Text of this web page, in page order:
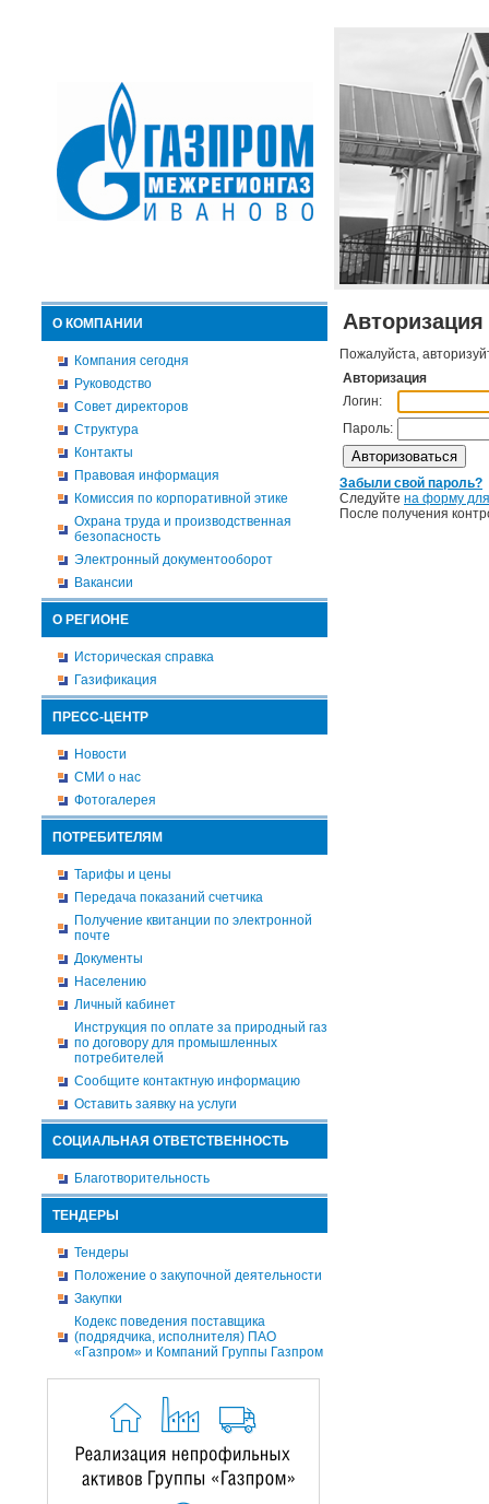
О КОМПАНИИ
Компания сегодня
Руководство
Совет директоров
Структура
Контакты
Правовая информация
Комиссия по корпоративной этике
Охрана труда и производственная
безопасность
Электронный документооборот
Вакансии
О РЕГИОНЕ
Историческая справка
Газификация
ПРЕСС-ЦЕНТР
Новости
СМИ о нас
Фотогалерея
ПОТРЕБИТЕЛЯМ
Тарифы и цены
Передача показаний счетчика
Получение квитанции по электронной
почте
Документы
Населению
Личный кабинет
Инструкция по оплате за природный газ
по договору для промышленных
потребителей
Сообщите контактную информацию
Оставить заявку на услуги
СОЦИАЛЬНАЯ ОТВЕТСТВЕННОСТЬ
Благотворительность
ТЕНДЕРЫ
Тендеры
Положение о закупочной деятельности
Закупки
Кодекс поведения поставщика
(подрядчика, исполнителя) ПАО
«Газпром» и Компаний Группы Газпром
Авторизация
Пожалуйста,
Авторизация
Логин:
Пароль:
Забыли свой пароль?
Следуйте на форму
После получения